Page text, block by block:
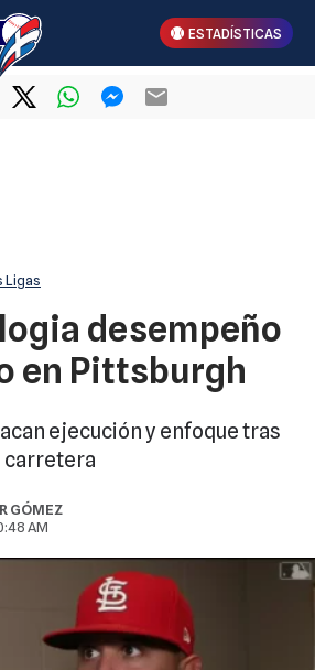
ESTADÍSTICAS
Ligas
desempeño
en Pittsburgh
ejecución y enfoque tras
carretera
GÓMEZ
AM